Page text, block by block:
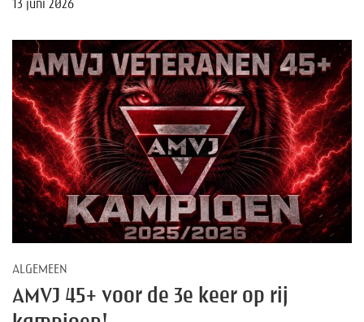
13 juni 2026
ALGEMEEN
AMVJ 45+ voor de 3e keer op rij